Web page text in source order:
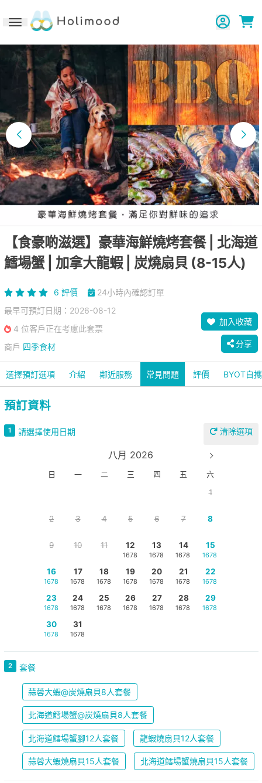
Toggle navigation
【食豪啲滋選】豪華海鮮燒烤套餐 | 北海道
鱈場蟹 | 加拿大龍蝦 | 炭燒扇貝 (8-15人)
6 評價
24小時內確認訂單
最早可預訂日期：2026-08-12
4 位客戶正在考慮此套票
商戶 四季食材
加入收藏
分享
選擇預訂選項 介紹 鄰近服務 常見問題 評價 BYOT自
預訂資料
1 請選擇使用日期 清除選項
八月 2026
日 一 二 三 四 五
六
1
2 3 4 5 6 7 8
9 10 11 12
1678
13
1678
14
1678
15
1678
16
1678
17
1678
18
1678
19
1678
20
1678
21
1678
22
1678
23
1678
24
1678
25
1678
26
1678
27
1678
28
1678
29
1678
30
1678
31
1678
2 套餐
蒜蓉大蝦@炭燒扇貝8人套餐
北海道鱈場蟹@炭燒扇貝8人套餐
北海道鱈場蟹腳12人套餐 龍蝦燒扇貝12人套餐
蒜蓉大蝦燒扇貝15人套餐 北海道鱈場蟹燒扇貝15人套餐